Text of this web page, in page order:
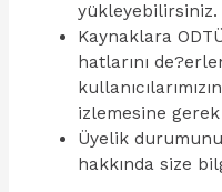
yükleyebilirsiniz.
Kaynaklara
hatlarını
izlemesine
Üyelik
hakkında size